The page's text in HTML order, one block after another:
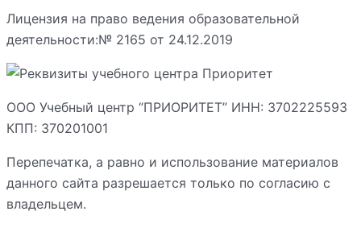
Лицензия на право ведения образовательной
деятельности:№ 2165 от 24.12.2019
ООО Учебный центр “ПРИОРИТЕТ” ИНН: 3702225593
КПП: 370201001
Перепечатка, а равно и использование материалов
данного сайта разрешается только по согласию с
владельцем.